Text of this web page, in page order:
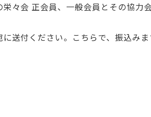
々会 正会員、一般会員とその協力
付ください。こちらで、振込みま